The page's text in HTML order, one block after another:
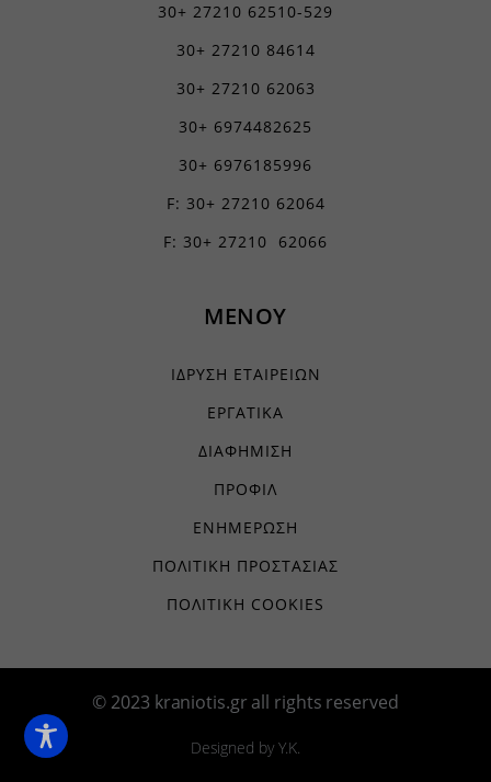
30+ 27210 62510-529
30+ 27210 84614
30+ 27210 62063
30+ 6974482625
30+ 6976185996
F: 30+ 27210 62064
F: 30+ 27210 62066
ΜΕΝΟΥ
ΙΔΡΥΣΗ ΕΤΑΙΡΕΙΩΝ
ΕΡΓΑΤΙΚΑ
ΔΙΑΦΗΜΙΣΗ
ΠΡΟΦΙΛ
ΕΝΗΜΕΡΩΣΗ
ΠΟΛΙΤΙΚΗ ΠΡΟΣΤΑΣΙΑΣ
ΠΟΛΙΤΙΚΗ COOKIES
© 2023 kraniotis.gr all rights reserved
Designed by Y.K.